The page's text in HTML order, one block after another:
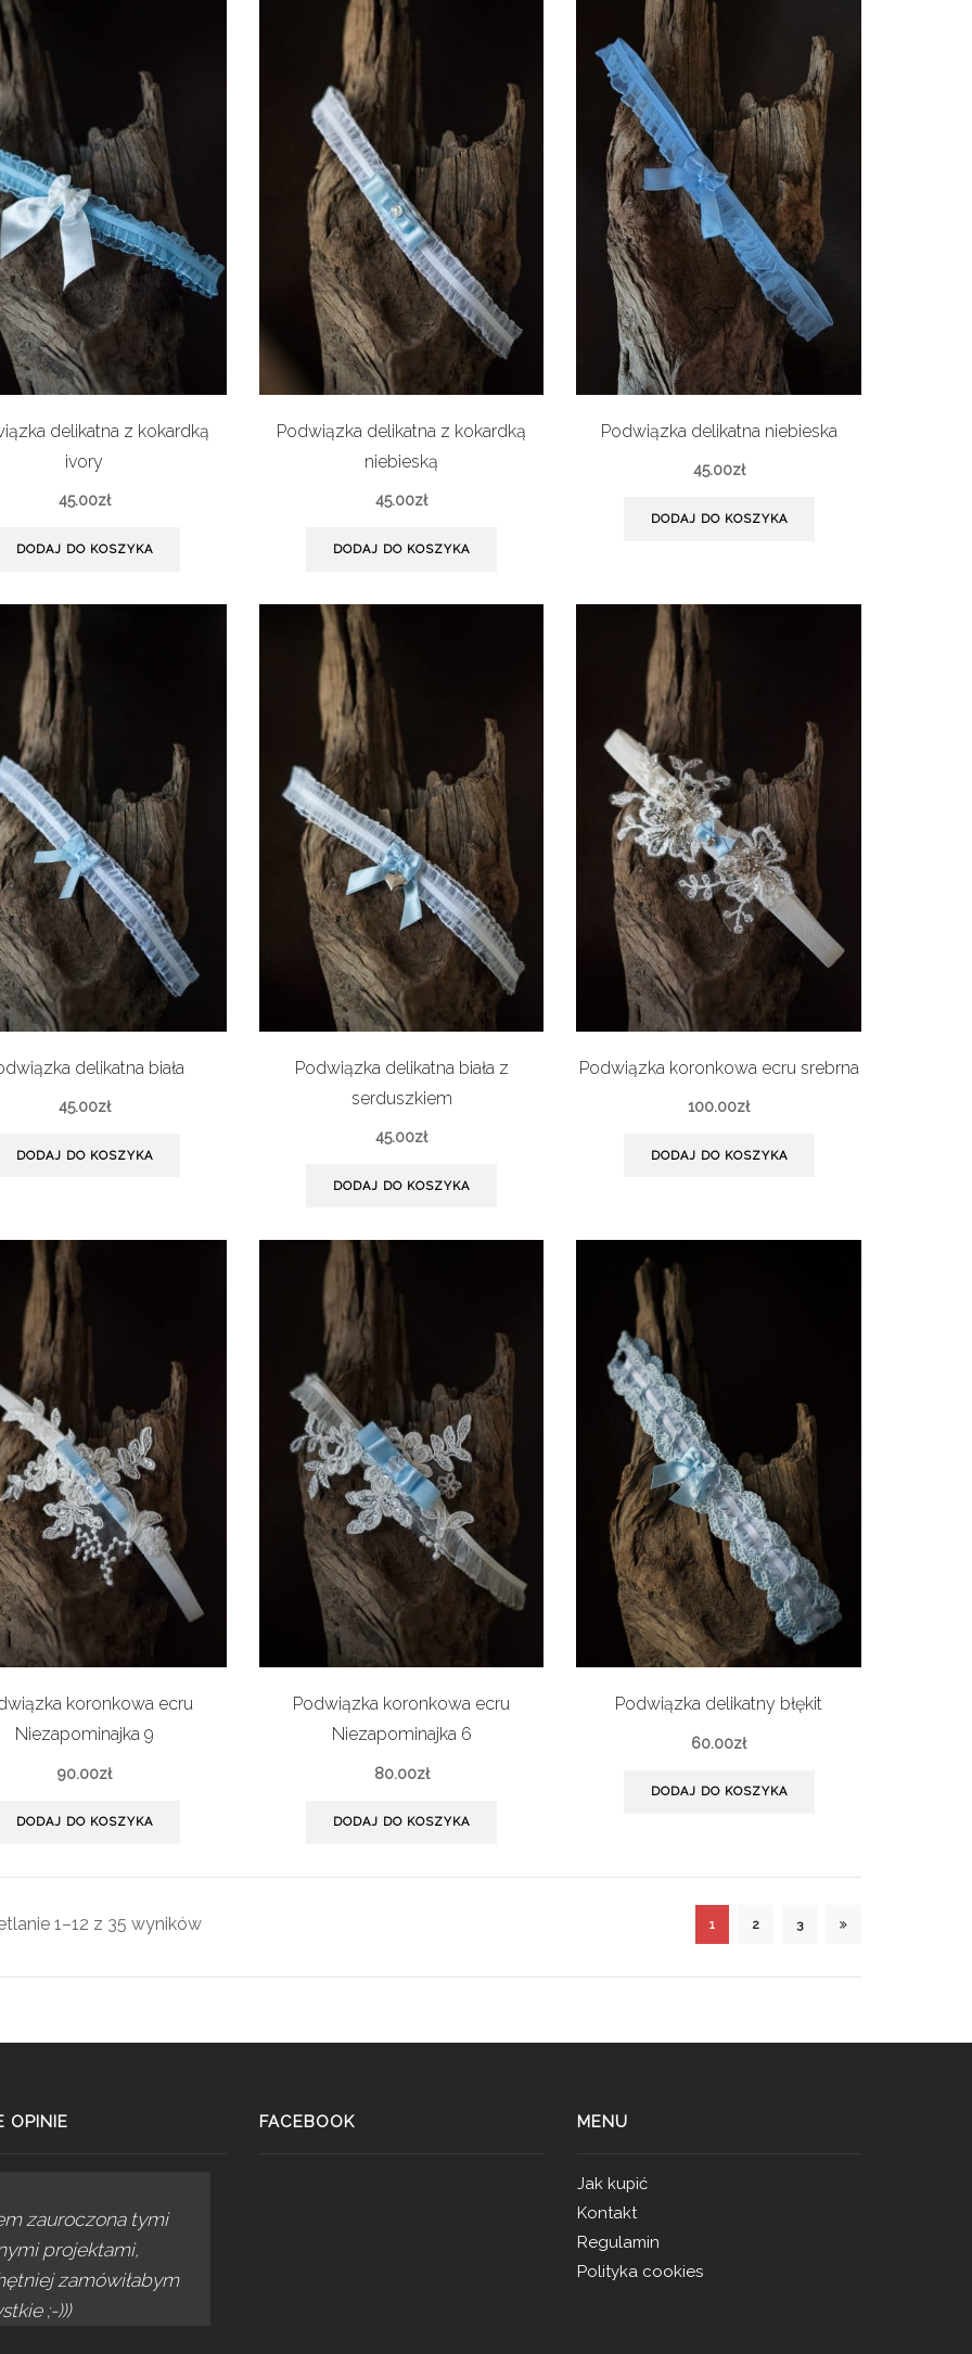
delikatna z kokardką
ivory
45.00zł
DODAJ DO KOSZYKA
Podwiązka delikatna z kokardką
niebieską
45.00zł
DODAJ DO KOSZYKA
Podwiązka delikatna niebieska
45.00zł
DODAJ DO KOSZYKA
delikatna biała
45.00zł
DODAJ DO KOSZYKA
Podwiązka delikatna biała z
serduszkiem
45.00zł
DODAJ DO KOSZYKA
Podwiązka koronkowa ecru srebrna
100.00zł
DODAJ DO KOSZYKA
koronkowa ecru
Niezapominajka 9
90.00zł
DODAJ DO KOSZYKA
Podwiązka koronkowa ecru
Niezapominajka 6
80.00zł
DODAJ DO KOSZYKA
Podwiązka delikatny błękit
60.00zł
DODAJ DO KOSZYKA
1–12 z 35 wyników 1 2 3
OPINIE
zauroczona tymi
projektami,
zamówiłabym
;-)))
FACEBOOK MENU
Jak kupić
Kontakt
Regulamin
Polityka cookies